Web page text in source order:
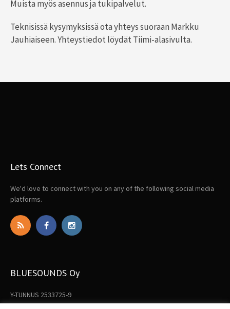
Muista myös asennus ja tukipalvelut.
Teknisissä kysymyksissä ota yhteys suoraan Markku
Jauhiaiseen. Yhteystiedot löydät Tiimi-alasivulta.
Lets Connect
We'd love to connect with you on any of the following social media
platforms.
BLUESOUNDS Oy
Y-TUNNUS 2533725-9